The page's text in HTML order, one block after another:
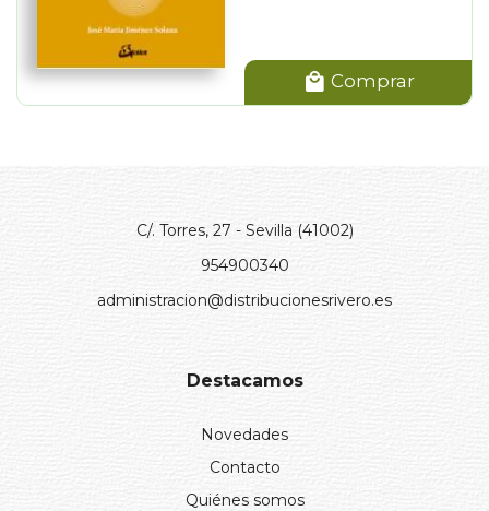
Comprar
C/. Torres, 27 - Sevilla (41002)
954900340
administracion@distribucionesrivero.es
Destacamos
Novedades
Contacto
Quiénes somos